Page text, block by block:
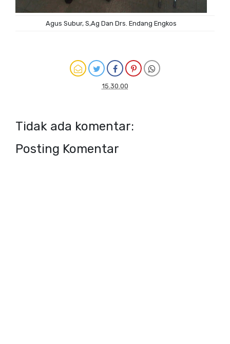
Agus Subur, S,Ag Dan Drs. Endang Engkos
15.30.00
Tidak ada komentar:
Posting Komentar